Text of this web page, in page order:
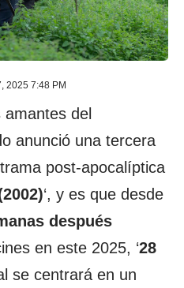
2025 7:48 PM
del
anunció una tercera
post-apocalíptica
‘, y es que desde
después
en este 2025, ‘28
se centrará en un